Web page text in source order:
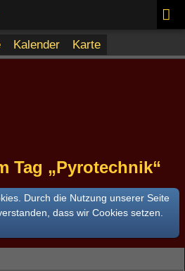
Kalender Karte
Tag „Pyrotechnik“
Durch die Nutzung unserer Seite
dass wir Cookies setzen.